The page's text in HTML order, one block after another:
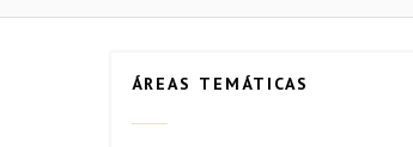
ÁREAS TEMÁTICAS